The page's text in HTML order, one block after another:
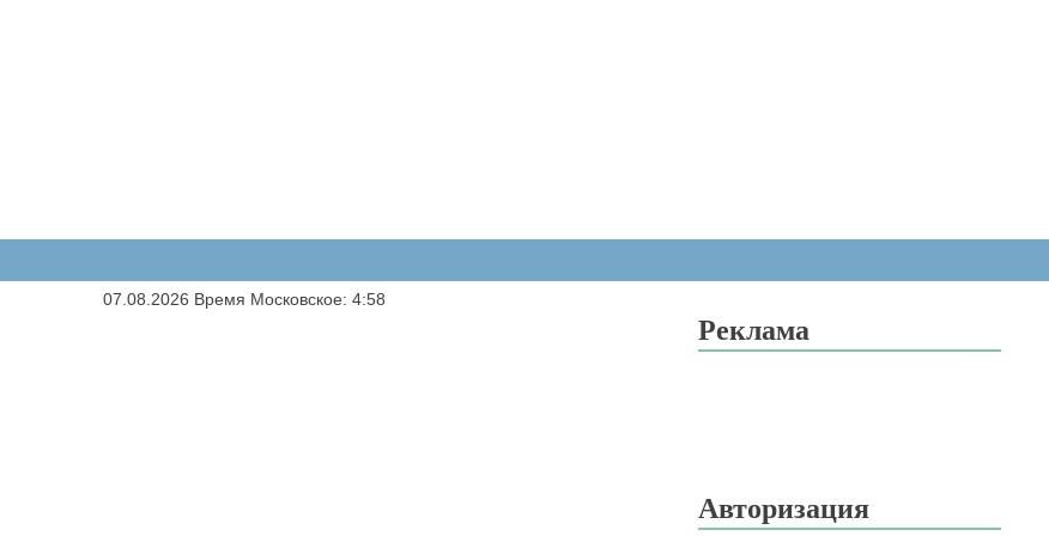
07.08.2026 Время Московское: 4:58
Реклама
Авторизация